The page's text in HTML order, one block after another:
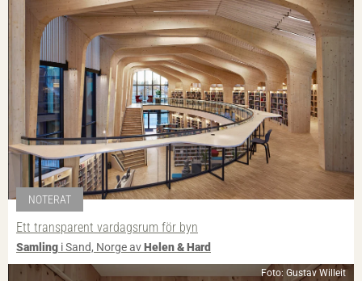
NOTERAT
Ett transparent vardagsrum för byn
Samling i Sand, Norge avHelen & Hard
Foto: Gustav Willeit